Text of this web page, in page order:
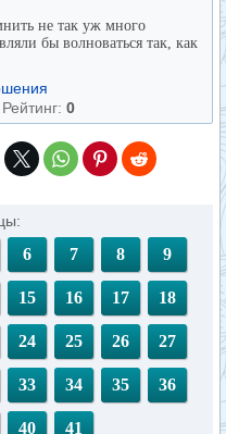
не так уж много
бы волноваться так, как
0
6 7 8 9
15 16 17 18
24 25 26 27
33 34 35 36
40 41